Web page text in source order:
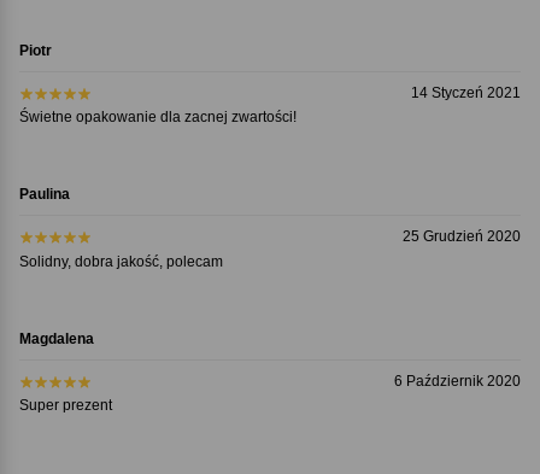
Piotr
14 Styczeń 2021
Świetne opakowanie dla zacnej zwartości!
Paulina
25 Grudzień 2020
Solidny, dobra jakość, polecam
Magdalena
6 Październik 2020
Super prezent